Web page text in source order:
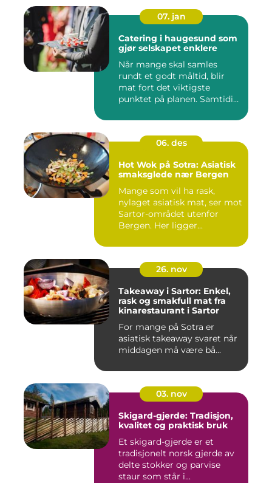
07. jan
Catering i haugesund som
gjør selskapet enklere
Når mange skal samles
rundt et godt måltid, blir
mat fort det viktigste
punktet på planen. Samtidig
06. des
Hot Wok på Sotra: Asiatisk
smaksglede nær Bergen
Mange som vil ha rask,
nylaget asiatisk mat, ser mot
Sartor-området utenfor
Bergen. Her ligger...
26. nov
Takeaway i Sartor: Enkel,
rask og smakfull mat fra
kinarestaurant i Sartor
For mange på Sotra er
asiatisk takeaway svaret når
middagen må være bå...
03. nov
Skigard-gjerde: Tradisjon,
kvalitet og praktisk bruk
Et skigard-gjerde er et
tradisjonelt norsk gjerde av
delte stokker og parvise
staur som står i...